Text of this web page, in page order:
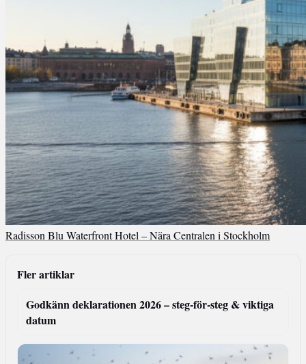
Radisson Blu Waterfront Hotel – Nära Centralen i Stockholm
Fler artiklar
Godkänn deklarationen 2026 – steg-för-steg & viktiga
datum